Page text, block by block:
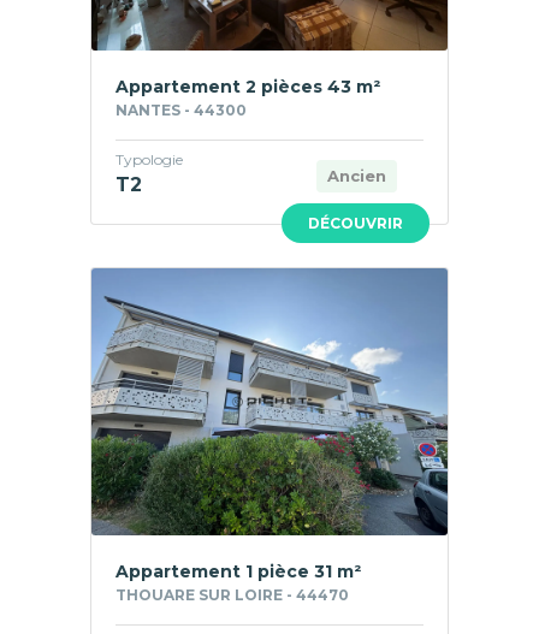
DÉCOUVRIR
Appartement 2 pièces 43 m²
NANTES - 44300
Ancien
Typologie
T2
Appartement 1 pièce 31 m²
THOUARE SUR LOIRE - 44470